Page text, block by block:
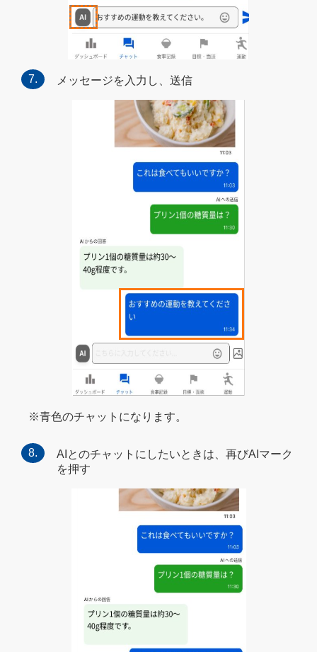
メッセージを入力し、送信​
※青色のチャットになります。
AIとのチャットにしたいときは、再びAIマーク
を押す